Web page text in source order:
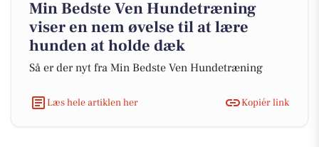
Min Bedste Ven Hundetræning
viser en nem øvelse til at lære
hunden at holde dæk
Så er der nyt fra Min Bedste Ven Hundetræning
Læs hele artiklen her Kopiér link